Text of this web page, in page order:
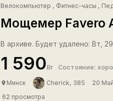
Велокомпьютер , Фитнес-часы ,
Мощемер Favero
В архиве. Будет удалено: Вт,
1 590Br Состояние:
place Минск Cherick, 385
20
62 просмотра